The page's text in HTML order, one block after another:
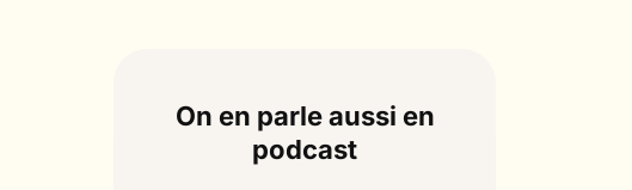
On en parle aussi en
podcast